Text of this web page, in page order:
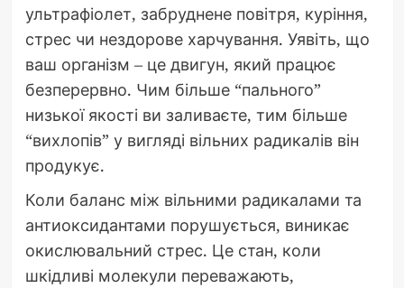
ультрафіолет, забруднене повітря, куріння,
стрес чи нездорове харчування. Уявіть, що
ваш організм – це двигун, який працює
безперервно. Чим більше “пального”
низької якості ви заливаєте, тим більше
“вихлопів” у вигляді вільних радикалів він
продукує.
Коли баланс між вільними радикалами та
антиоксидантами порушується, виникає
окислювальний стрес. Це стан, коли
шкідливі молекули переважають,